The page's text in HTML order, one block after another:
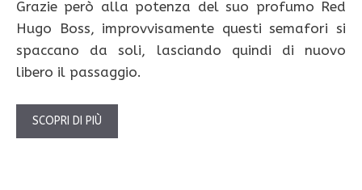
Grazie però alla potenza del suo profumo Red
Hugo Boss, improvvisamente questi semafori si
spaccano da soli, lasciando quindi di nuovo
libero il passaggio.
SCOPRI DI PIÙ